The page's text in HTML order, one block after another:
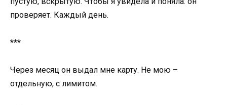
проверяет. Каждый день.
***
Через месяц он выдал мне карту. Не мою –
отдельную, с лимитом.